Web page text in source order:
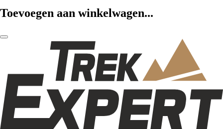
Toevoegen aan winkelwagen...